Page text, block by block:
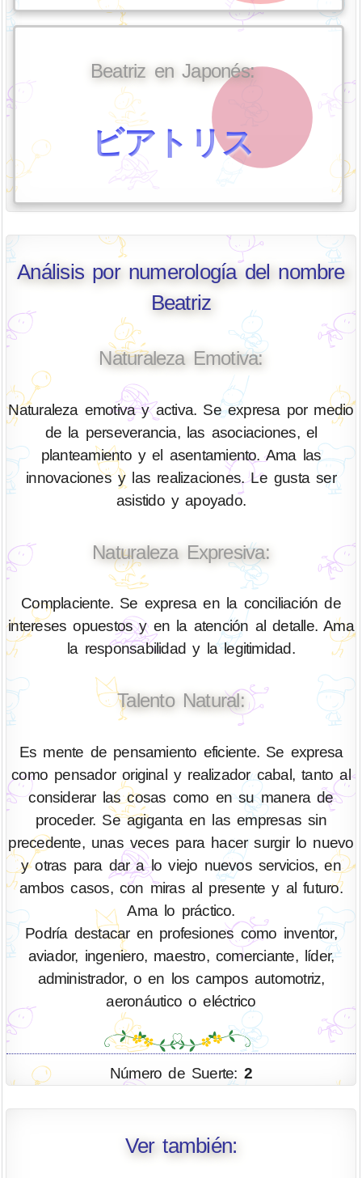
Beatriz en Japonés:
ビアトリス
Análisis por numerología del nombre
Beatriz
Naturaleza Emotiva:
Naturaleza emotiva y activa. Se expresa por medio
de la perseverancia, las asociaciones, el
planteamiento y el asentamiento. Ama las
innovaciones y las realizaciones. Le gusta ser
asistido y apoyado.
Naturaleza Expresiva:
Complaciente. Se expresa en la conciliación de
intereses opuestos y en la atención al detalle. Ama
la responsabilidad y la legitimidad.
Talento Natural:
Es mente de pensamiento eficiente. Se expresa
como pensador original y realizador cabal, tanto al
considerar las cosas como en su manera de
proceder. Se agiganta en las empresas sin
precedente, unas veces para hacer surgir lo nuevo
y otras para dar a lo viejo nuevos servicios, en
ambos casos, con miras al presente y al futuro.
Ama lo práctico.
Podría destacar en profesiones como inventor,
aviador, ingeniero, maestro, comerciante, líder,
administrador, o en los campos automotriz,
aeronáutico o eléctrico
Número de Suerte: 2
Ver también: